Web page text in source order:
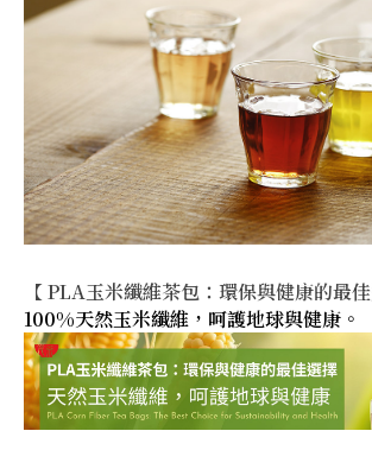
【 PLA玉米纖維茶包：環保與健康的最佳
100%天然玉米纖維，呵護地球與健康。